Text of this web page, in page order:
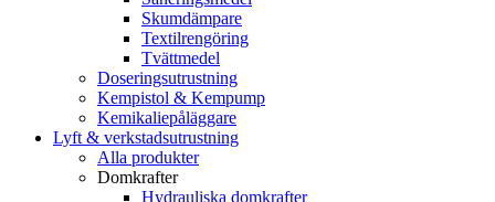
Skumdämpare
Textilrengöring
Tvättmedel
Doseringsutrustning
Kempistol & Kempump
Kemikaliepåläggare
Lyft & verkstadsutrustning
Alla produkter
Domkrafter
Hydrauliska domkrafter